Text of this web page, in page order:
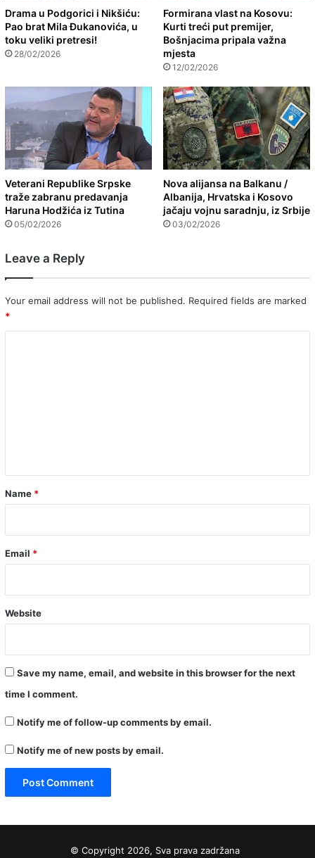
Drama u Podgorici i Nikšiću:
Pao brat Mila Đukanovića, u
toku veliki pretresi!
28/02/2026
Formirana vlast na Kosovu:
Kurti treći put premijer,
Bošnjacima pripala važna
mjesta
12/02/2026
Veterani Republike Srpske
traže zabranu predavanja
Haruna Hodžića iz Tutina
05/02/2026
Nova alijansa na Balkanu /
Albanija, Hrvatska i Kosovo
jačaju vojnu saradnju, iz Srbije
03/02/2026
Leave a Reply
Your email address will not be published. Required fields are marked
*
*
Name *
Email *
Website
Save my name, email, and website in this browser for the next
time I comment.
Notify me of follow-up comments by email.
Notify me of new posts by email.
© Copyright 2026, Sva prava zadržana